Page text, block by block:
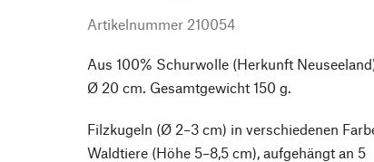
Artikelnummer 210054
Aus 100% Schurwolle (Herkunft
Ø 20 cm. Gesamtgewicht 150 g.
Filzkugeln (Ø 2–3 cm) in verschiedenen
Waldtiere (Höhe 5–8,5 cm), aufgehängt an 5